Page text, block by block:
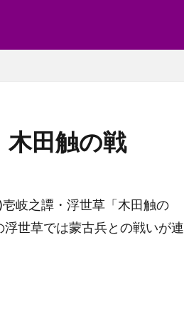
木田触の戦
岐之譚・浮世草「木田触の
世草では蒙古兵との戦いが連